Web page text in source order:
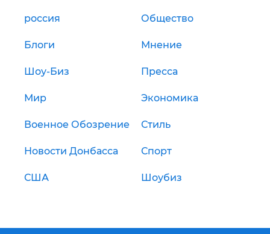
россия Общество
Блоги Мнение
Шоу-Биз Пресса
Мир Экономика
Военное Обозрение Стиль
Новости Донбасса Спорт
США Шоубиз